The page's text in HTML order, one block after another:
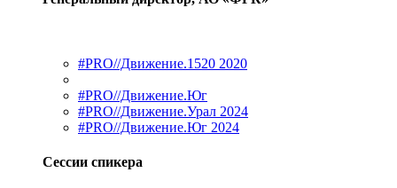
#PRO//Движение.1520 2020
#PRO//Движение.Юг
#PRO//Движение.Урал 2024
#PRO//Движение.Юг 2024
Сессии спикера